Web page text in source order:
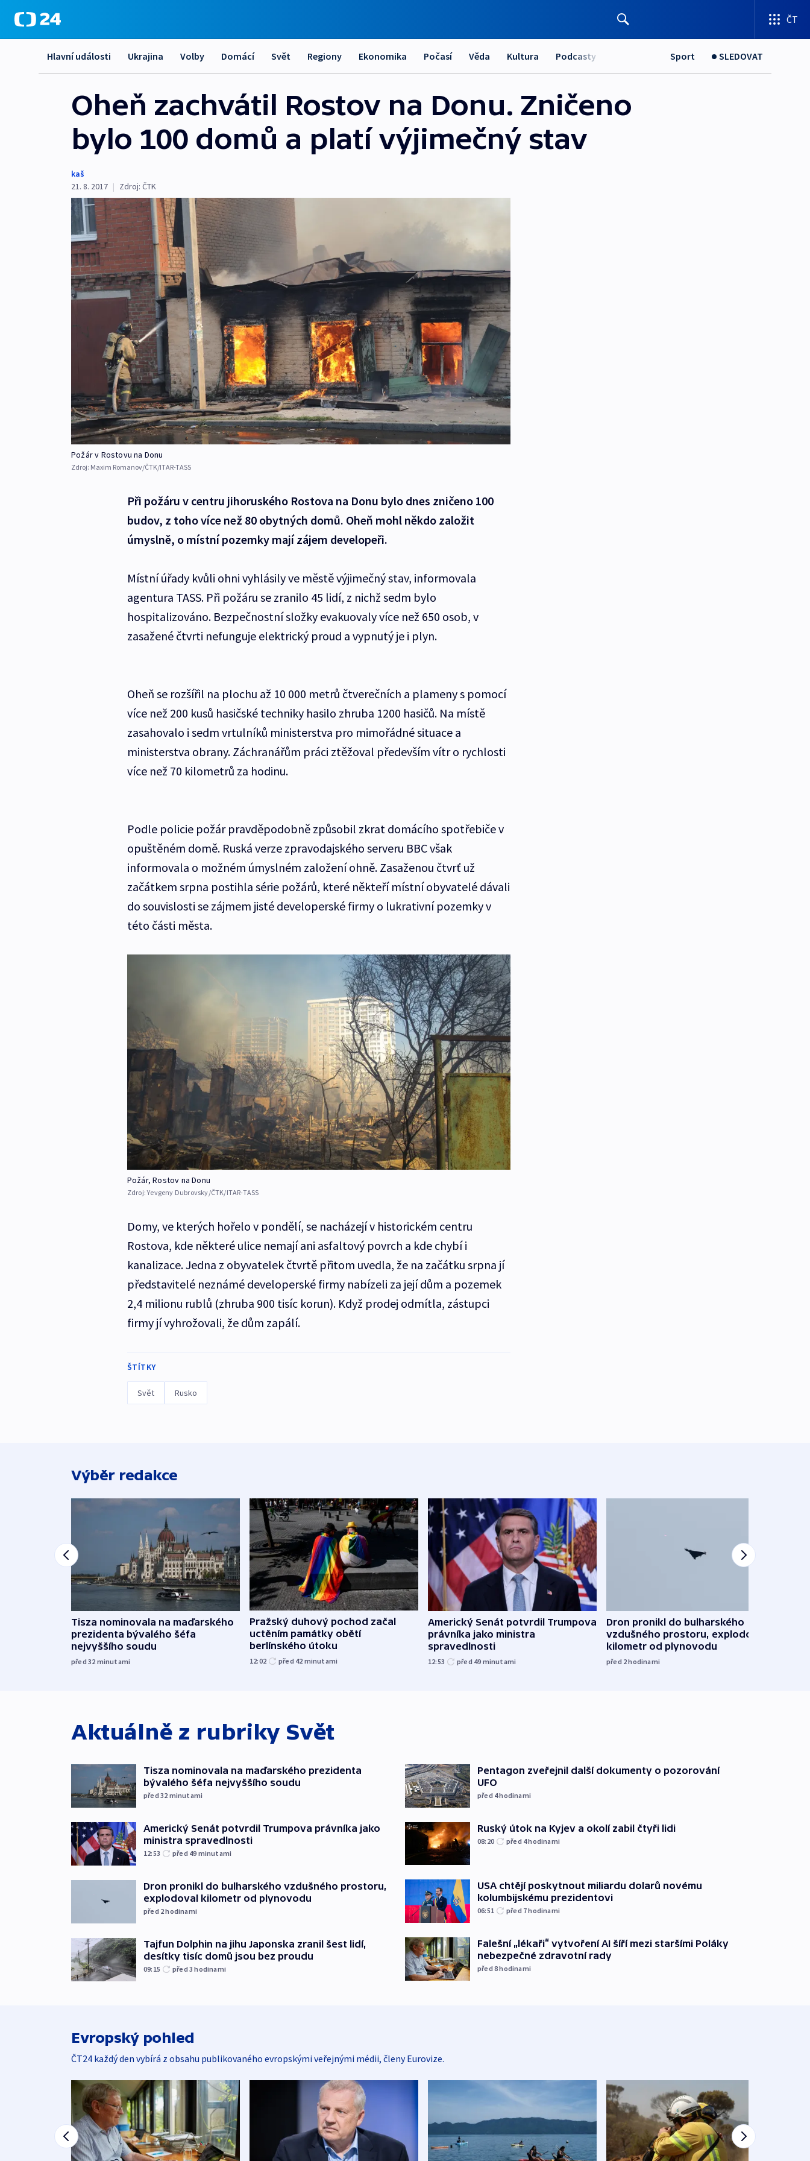
ČT
Hlavní události Ukrajina Volby Domácí Svět Regiony Ekonomika Počasí Věda Kultura Podcasty Sport SLEDOVAT
Oheň zachvátil Rostov na Donu. Zničeno
bylo 100 domů a platí výjimečný stav
kaš
21. 8. 2017 | Zdroj: ČTK
Požár v Rostovu na Donu
Zdroj: Maxim Romanov/ČTK/ITAR-TASS
Při požáru v centru jihoruského Rostova na Donu bylo dnes zničeno 100
budov, z toho více než 80 obytných domů. Oheň mohl někdo založit
úmyslně, o místní pozemky mají zájem developeři.
Místní úřady kvůli ohni vyhlásily ve městě výjimečný stav, informovala
agentura TASS. Při požáru se zranilo 45 lidí, z nichž sedm bylo
hospitalizováno. Bezpečnostní složky evakuovaly více než 650 osob, v
zasažené čtvrti nefunguje elektrický proud a vypnutý je i plyn.
Oheň se rozšířil na plochu až 10 000 metrů čtverečních a plameny s pomocí
více než 200 kusů hasičské techniky hasilo zhruba 1200 hasičů. Na místě
zasahovalo i sedm vrtulníků ministerstva pro mimořádné situace a
ministerstva obrany. Záchranářům práci ztěžoval především vítr o rychlosti
více než 70 kilometrů za hodinu.
Podle policie požár pravděpodobně způsobil zkrat domácího spotřebiče v
opuštěném domě. Ruská verze zpravodajského serveru BBC však
informovala o možném úmyslném založení ohně. Zasaženou čtvrť už
začátkem srpna postihla série požárů, které někteří místní obyvatelé dávali
do souvislosti se zájmem jisté developerské firmy o lukrativní pozemky v
této části města.
Požár, Rostov na Donu
Zdroj:Yevgeny Dubrovsky/ČTK/ITAR-TASS
Domy, ve kterých hořelo v pondělí, se nacházejí v historickém centru
Rostova, kde některé ulice nemají ani asfaltový povrch a kde chybí i
kanalizace. Jedna z obyvatelek čtvrtě přitom uvedla, že na začátku srpna jí
představitelé neznámé developerské firmy nabízeli za její dům a pozemek
2,4 milionu rublů (zhruba 900 tisíc korun). Když prodej odmítla, zástupci
firmy jí vyhrožovali, že dům zapálí.
ŠTÍTKY
Svět Rusko
Výběr redakce
Tisza nominovala na maďarského
prezidenta bývalého šéfa
nejvyššího soudu
před 32 minutami
Pražský duhový pochod začal
uctěním památky obětí
berlínského útoku
12:02 před 42 minutami
Americký Senát potvrdil Trumpova
právníka jako ministra
spravedlnosti
12:53 před 49 minutami
Dron pronikl do bulharského
vzdušného prostoru, explodoval
kilometr od plynovodu
před 2hodinami
Aktuálně z rubriky Svět
Tisza nominovala na maďarského prezidenta
bývalého šéfa nejvyššího soudu
před 32 minutami
Americký Senát potvrdil Trumpova právníka jako
ministra spravedlnosti
12:53 před 49 minutami
Dron pronikl do bulharského vzdušného prostoru,
explodoval kilometr od plynovodu
před 2hodinami
Tajfun Dolphin na jihu Japonska zranil šest lidí,
desítky tisíc domů jsou bez proudu
09:15 před 3hodinami
Pentagon zveřejnil další dokumenty o pozorování
UFO
před 4hodinami
Ruský útok na Kyjev a okolí zabil čtyři lidi
08:20 před 4hodinami
USA chtějí poskytnout miliardu dolarů novému
kolumbijskému prezidentovi
06:51 před 7hodinami
Falešní „lékaři“ vytvoření AI šíří mezi staršími Poláky
nebezpečné zdravotní rady
před 8hodinami
Evropský pohled
ČT24 každý den vybírá z obsahu publikovaného evropskými veřejnými médii, členy Eurovize.